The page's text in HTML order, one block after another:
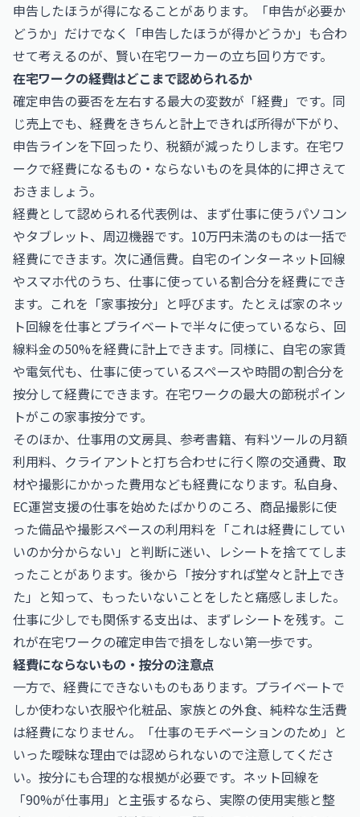
申告したほうが得になることがあります。「申告が必要か
どうか」だけでなく「申告したほうが得かどうか」も合わ
せて考えるのが、賢い在宅ワーカーの立ち回り方です。
在宅ワークの経費はどこまで認められるか
確定申告の要否を左右する最大の変数が「経費」です。同
じ売上でも、経費をきちんと計上できれば所得が下がり、
申告ラインを下回ったり、税額が減ったりします。在宅ワ
ークで経費になるもの・ならないものを具体的に押さえて
おきましょう。
経費として認められる代表例は、まず仕事に使うパソコン
やタブレット、周辺機器です。10万円未満のものは一括で
経費にできます。次に通信費。自宅のインターネット回線
やスマホ代のうち、仕事に使っている割合分を経費にでき
ます。これを「家事按分」と呼びます。たとえば家のネッ
ト回線を仕事とプライベートで半々に使っているなら、回
線料金の50%を経費に計上できます。同様に、自宅の家賃
や電気代も、仕事に使っているスペースや時間の割合分を
按分して経費にできます。在宅ワークの最大の節税ポイン
トがこの家事按分です。
そのほか、仕事用の文房具、参考書籍、有料ツールの月額
利用料、クライアントと打ち合わせに行く際の交通費、取
材や撮影にかかった費用なども経費になります。私自身、
EC運営支援の仕事を始めたばかりのころ、商品撮影に使
った備品や撮影スペースの利用料を「これは経費にしてい
いのか分からない」と判断に迷い、レシートを捨ててしま
ったことがあります。後から「按分すれば堂々と計上でき
た」と知って、もったいないことをしたと痛感しました。
仕事に少しでも関係する支出は、まずレシートを残す。こ
れが在宅ワークの確定申告で損をしない第一歩です。
経費にならないもの・按分の注意点
一方で、経費にできないものもあります。プライベートで
しか使わない衣服や化粧品、家族との外食、純粋な生活費
は経費になりません。「仕事のモチベーションのため」と
いった曖昧な理由では認められないので注意してくださ
い。按分にも合理的な根拠が必要です。ネット回線を
「90%が仕事用」と主張するなら、実際の使用実態と整